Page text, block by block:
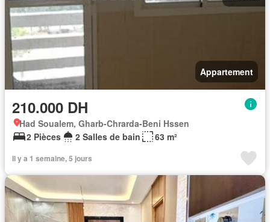
Appartement
210.000 DH
Had Soualem, Gharb-Chrarda-Beni Hssen
2 Pièces
2 Salles de bain 63 m²
Il y a 1 semaine, 5 jours